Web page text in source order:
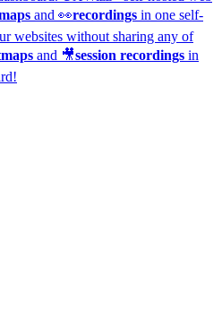
and 👀recordings in one self-
websites without sharing any of
and 🎥session recordings in